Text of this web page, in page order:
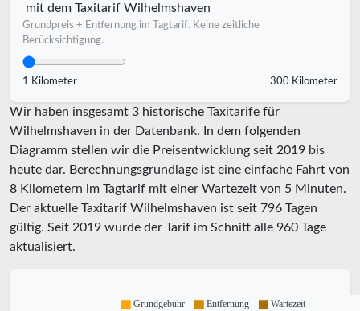
mit dem Taxitarif Wilhelmshaven
Grundpreis + Entfernung im Tagtarif. Keine zeitliche
Berücksichtigung.
1 Kilometer 300 Kilometer
Wir haben insgesamt 3 historische Taxitarife für
Wilhelmshaven in der Datenbank. In dem folgenden
Diagramm stellen wir die Preisentwicklung seit 2019 bis
heute dar. Berechnungsgrundlage ist eine einfache Fahrt von
8 Kilometern im Tagtarif mit einer Wartezeit von 5 Minuten.
Der aktuelle Taxitarif Wilhelmshaven ist seit 796 Tagen
gültig. Seit 2019 wurde der Tarif im Schnitt alle 960 Tage
aktualisiert.
Grundgebühr Entfernung Wartezeit